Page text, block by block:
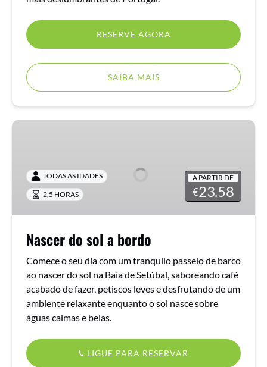
RESERVE AGORA
SAIBA MAIS
Nascer
bordo
A PARTIR DE
€23.58
TODAS AS IDADES
2,5 HORAS
Nascer do sol a bordo
Comece o seu dia com um tranquilo passeio de barco
ao nascer do sol na Baía de Setúbal, saboreando café
acabado de fazer, petiscos leves e desfrutando de um
ambiente relaxante enquanto o sol nasce sobre
águas calmas e belas.
LIGUE PARA RESERVAR